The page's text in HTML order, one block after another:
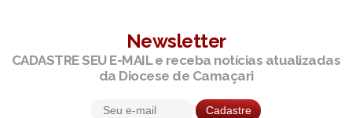
Newsletter
CADASTRE SEU E-MAIL e receba notícias atualizadas
da Diocese de Camaçari